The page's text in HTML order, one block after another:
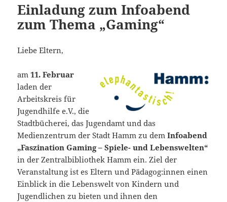
Einladung zum Infoabend
zum Thema „Gaming“
Liebe Eltern,
am11. Februar
laden der
Arbeitskreis für
Jugendhilfe e.V., die
Stadtbücherei, das Jugendamt und das
Medienzentrum der Stadt Hamm zu demInfoabend
„Faszination Gaming – Spiele- und Lebenswelten“
in der Zentralbibliothek Hamm ein. Ziel der
Veranstaltung ist es Eltern und Pädagog:innen einen
Einblick in die Lebenswelt von Kindern und
Jugendlichen zu bieten und ihnen den